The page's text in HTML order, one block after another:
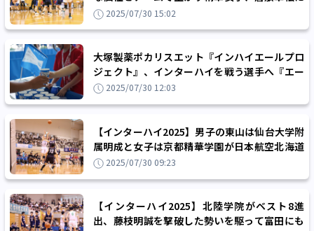
快勝してベスト4進出
2025/07/30 15:02
大塚製薬ポカリスエット『インハイエールプロ
ジェクト』、インターハイを戦う選手へ『エー
ルコップ』で応援メッセージを届ける
2025/07/30 12:03
【インターハイ2025】男子の東山は仙台大学附
属明成と女子は京都精華学園が日本航空北海道
を迎え撃つ…大会4日目スケジュール
2025/07/30 09:23
【インターハイ2025】北陸学院がベスト8進
出、藤枝明誠を撃破した勢いを駆って富田にも